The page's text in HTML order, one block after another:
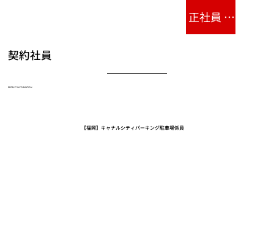
正社員 ENTRY
【福岡】キャナルシティパーキング駐車場係員
RECRUIT INFORMATION
契約社員